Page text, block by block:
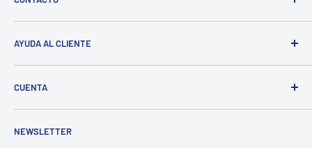
+57 322 819 63 33
AYUDA AL CLIENTE
Envíos
Devoluciones
Términos y condiciones
Tratamiento de datos
CUENTA
Ingresar o inicio de sesión
NEWSLETTER